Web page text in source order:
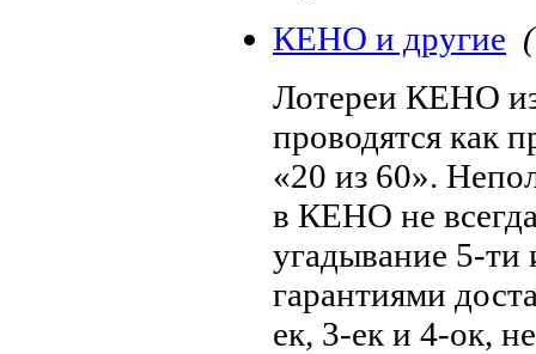
КЕНО и другие
Лотереи КЕНО
проводятся как
«20 из 60».
в КЕНО не всегда
угадывание 5-ти
гарантиями
ек, 3-ек и 4-ок,